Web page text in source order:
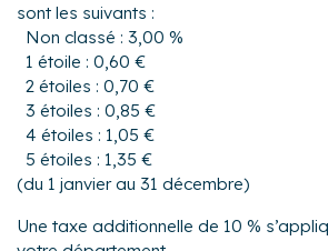
sont les suivants :
Non classé : 3,00 %
1 étoile : 0,60 €
2 étoiles : 0,70 €
3 étoiles : 0,85 €
4 étoiles : 1,05 €
5 étoiles : 1,35 €
(du 1 janvier au 31 décembre)
Une taxe additionnelle de 10 %